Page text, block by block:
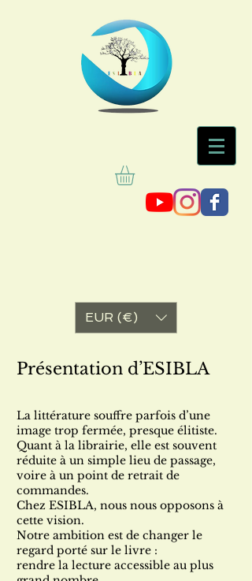
EUR (€)
Présentation d’ESIBLA
La littérature souffre parfois d’une
image trop fermée, presque élitiste.
Quant à la librairie, elle est souvent
réduite à un simple lieu de passage,
voire à un point de retrait de
commandes.
Chez ESIBLA, nous nous opposons à
cette vision.
Notre ambition est de changer le
regard porté sur le livre :
rendre la lecture accessible au plus